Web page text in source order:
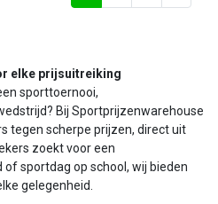
elke prijsuitreiking
sporttoernooi,
Bij Sportprijzenwarehouse
tegen scherpe prijzen, direct uit
zoekt voor een
sportdag op school, wij bieden
gelegenheid.